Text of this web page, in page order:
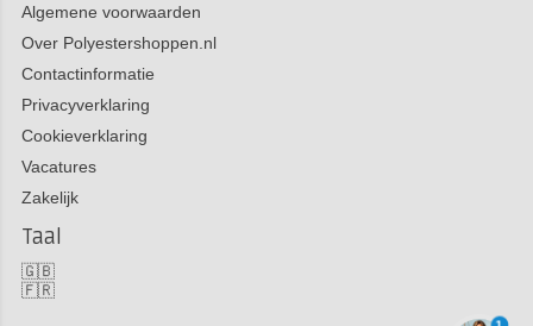
Algemene voorwaarden
Over Polyestershoppen.nl
Contactinformatie
Privacyverklaring
Cookieverklaring
Vacatures
Zakelijk
Taal
🇬🇧
🇫🇷